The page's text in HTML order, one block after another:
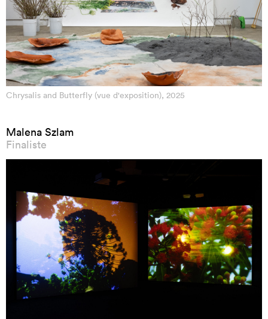
Chrysalis and Butterfly (vue d'exposition), 2025
Malena Szlam
Finaliste